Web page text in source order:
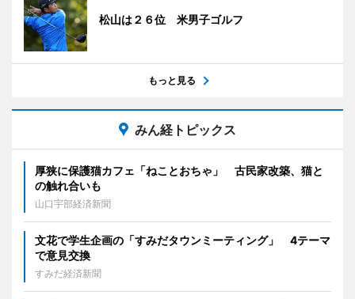
松山は２６位 米男子ゴルフ
もっと見る
みん経トピックス
厚狭に保護猫カフェ「ねことおちゃ」 古民家改築、猫と
の触れ合いも
山口宇部経済新聞
文花で学生企画の「すみだタウンミーティング」 4テーマ
で意見交換
すみだ経済新聞